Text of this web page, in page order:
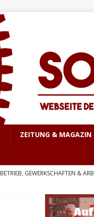
ZEITUNG & MAGAZIN
BETRIEB, GEWERKSCHAFTEN &
THEORIE & GESCHICHTE